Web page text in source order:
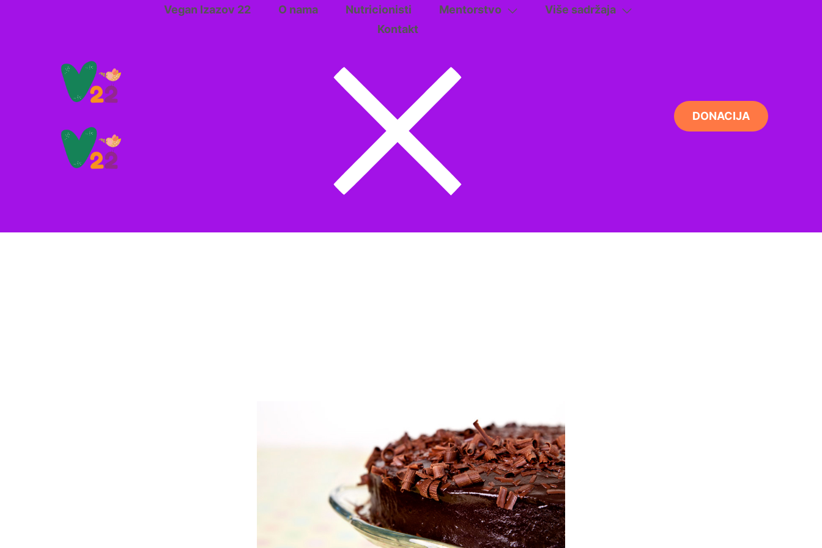
Vegan Izazov 22 O nama Nutricionisti Mentorstvo
Više sadržaja
Kontakt
DONACIJA